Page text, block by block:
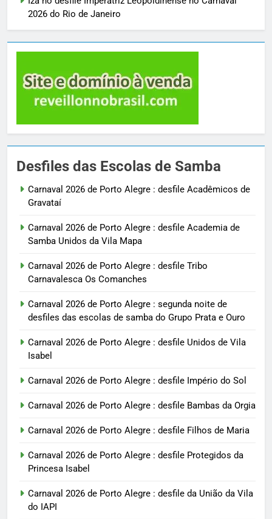
2026 do Rio de Janeiro
Desfiles das Escolas de Samba
Carnaval 2026 de Porto Alegre : desfile Acadêmicos de
Gravataí
Carnaval 2026 de Porto Alegre : desfile Academia de
Samba Unidos da Vila Mapa
Carnaval 2026 de Porto Alegre : desfile Tribo
Carnavalesca Os Comanches
Carnaval 2026 de Porto Alegre : segunda noite de
desfiles das escolas de samba do Grupo Prata e Ouro
Carnaval 2026 de Porto Alegre : desfile Unidos de Vila
Isabel
Carnaval 2026 de Porto Alegre : desfile Império do Sol
Carnaval 2026 de Porto Alegre : desfile Bambas da Orgia
Carnaval 2026 de Porto Alegre : desfile Filhos de Maria
Carnaval 2026 de Porto Alegre : desfile Protegidos da
Princesa Isabel
Carnaval 2026 de Porto Alegre : desfile da União da Vila
do IAPI